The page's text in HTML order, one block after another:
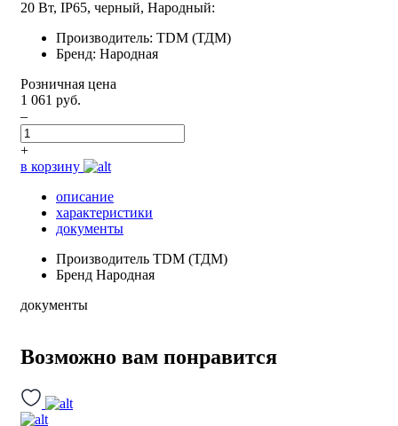
20 Вт, IP65, черный, Народный:
Производитель: TDM (ТДМ)
Бренд: Народная
Розничная цена
1 061 руб.
–
+
в корзину
описание
характеристики
документы
Производитель TDM (ТДМ)
Бренд Народная
документы
Возможно вам понравится